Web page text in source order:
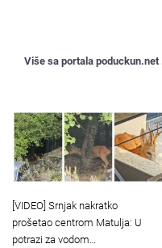
Više sa portala poduckun.net
[VIDEO] Srnjak nakratko
prošetao centrom Matulja: U
potrazi za vodom…